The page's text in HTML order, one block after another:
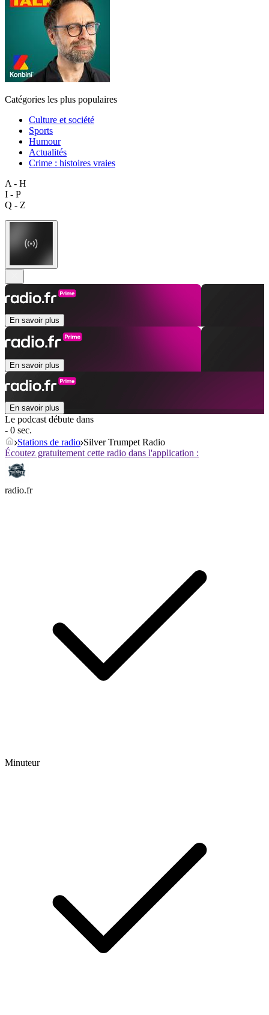
Catégories les plus populaires
Culture et société
Sports
Humour
Actualités
Crime : histoires vraies
A - H
I - P
Q - Z
En savoir plus
En savoir plus
En savoir plus
Le podcast débute dans
- 0 sec.
Stations de radio Silver Trumpet Radio
Écoutez gratuitement cette radio dans l'application :
radio.fr
Minuteur